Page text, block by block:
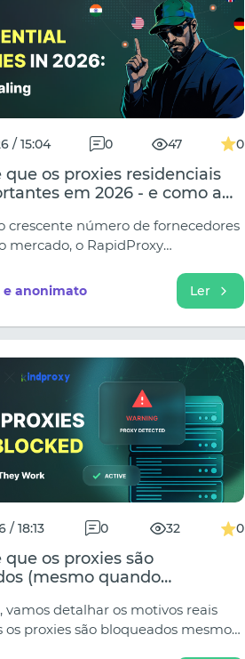
/ 15:04 0 47 0
que os proxies residenciais
em 2026 - e como a
segurança
crescente número de fornecedores
mercado, o RapidProxy
de endereços IP residenciais,
estável, preços acessíveis e
sem expiração.
e anonimato Ler
/ 18:13 0 32 0
que os proxies são
(mesmo quando
vamos detalhar os motivos reais
os proxies são bloqueados mesmo